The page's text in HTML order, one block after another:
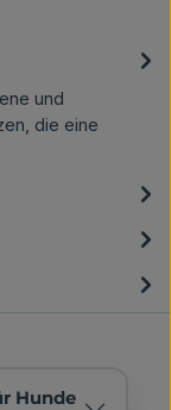
und
die eine
Hunde